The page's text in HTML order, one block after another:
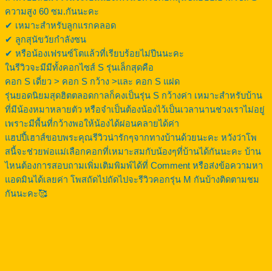
ความสูง 60 ซม.กันนะคะ
✔ เหมาะสำหรับลูกแรกคลอด
✔ ลูกสุนัขวัยกำลังซน
✔ หรือน้องเฟรนซ์โตแล้วที่เรียบร้อยไม่ปีนนะคะ
ในรีวิวจะมีมีทั้งคอกไซส์ S รุ่นเล็กสุดคือ
คอก S เดี่ยว > คอก S กว้าง >และ คอก S แฝด
รุ่นยอดนิยมสุดฮิตตลอดกาลก็คงเป็นรุ่น S กว้างค่า เหมาะสำหรับบ้าน
ที่มีน้องหมาหลายตัว หรือจำเป็นต้องน้องไว้เป็นเวลานานช่วงเราไม่อยู่
เพราะมีพื้นที่กว้างพอให้น้องได้ผ่อนคลายได้ค่า
แฮปปี้เฮาส์ขอบพระคุณรีวิวน่ารักๆจากทางบ้านด้วยนะคะ หวังว่าโพ
สนี้จะช่วยพ่อแม่เลือกคอกที่เหมาะสมกับน้องๆที่บ้านได้กันนะคะ บ้าน
ไหนต้องการสอบถามเพิ่มเติมพิมพ์ได้ที่ Comment หรือส่งข้อความหา
แอดมินได้เลยค่า โพสถัดไปถัดไปจะรีวิวคอกรุ่น M กันบ้างติดตามชม
กันนะคะ🥰